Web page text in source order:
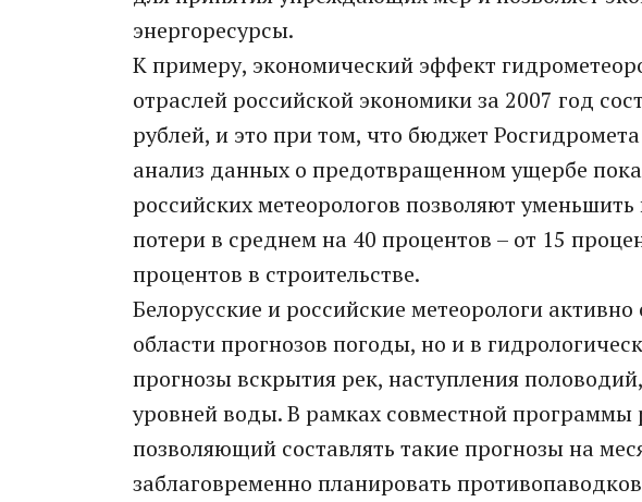
энергоресурсы.
К примеру, экономический эффект
отраслей российской экономики за 2007 год
рублей, и это при том, что бюджет
анализ данных о предотвращенном ущербе
российских метеорологов позволяют
потери в среднем на 40 процентов – от 15
процентов в строительстве.
Белорусские и российские метеорологи
области прогнозов погоды, но и в
прогнозы вскрытия рек, наступления
уровней воды. В рамках совместной программы
позволяющий составлять такие прогнозы на
заблаговременно планировать